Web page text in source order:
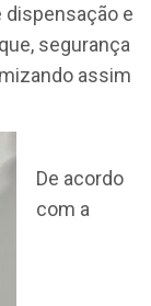
e
segurança
assim
De acordo
com a